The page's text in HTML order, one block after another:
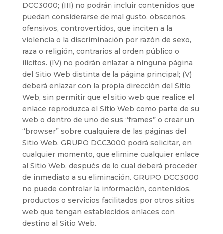
DCC3000; (III) no podrán incluir contenidos que
puedan considerarse de mal gusto, obscenos,
ofensivos, controvertidos, que inciten a la
violencia o la discriminación por razón de sexo,
raza o religión, contrarios al orden público o
ilícitos. (IV) no podrán enlazar a ninguna página
del Sitio Web distinta de la página principal; (V)
deberá enlazar con la propia dirección del Sitio
Web, sin permitir que el sitio web que realice el
enlace reproduzca el Sitio Web como parte de su
web o dentro de uno de sus “frames” o crear un
“browser” sobre cualquiera de las páginas del
Sitio Web. GRUPO DCC3000 podrá solicitar, en
cualquier momento, que elimine cualquier enlace
al Sitio Web, después de lo cual deberá proceder
de inmediato a su eliminación. GRUPO DCC3000
no puede controlar la información, contenidos,
productos o servicios facilitados por otros sitios
web que tengan establecidos enlaces con
destino al Sitio Web.